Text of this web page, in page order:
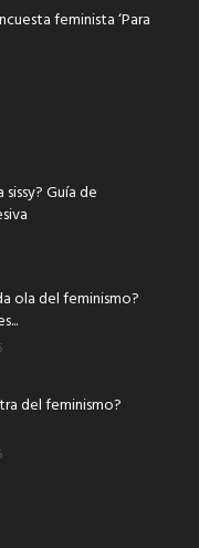
feminista ‘Para
Guía de
ola del feminismo?
del feminismo?